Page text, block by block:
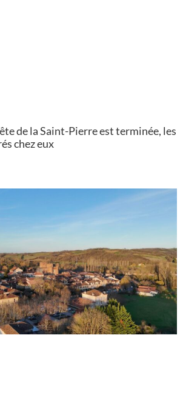
de la Saint-Pierre est terminée, les
chez eux